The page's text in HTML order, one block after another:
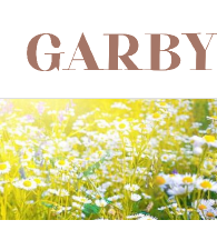
Skip
to
content